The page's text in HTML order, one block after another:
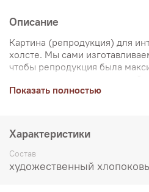
Описание
Картина (репродукция) для
холсте. Мы сами
чтобы репродукция была
Именно поэтому, мы уделяем
и экологические чернила.
на подрамнике (деревянный
натяжка) или без подрамника
доставляется в рулоне в
нескольких вариантах
Показать полностью
Характеристики
Состав
художественный